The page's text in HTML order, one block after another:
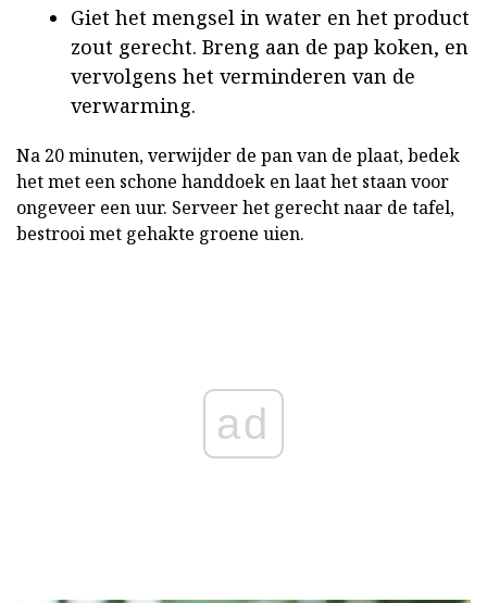
Giet het mengsel in water en het product
zout gerecht. Breng aan de pap koken, en
vervolgens het verminderen van de
verwarming.
Na 20 minuten, verwijder de pan van de plaat, bedek
het met een schone handdoek en laat het staan voor
ongeveer een uur. Serveer het gerecht naar de tafel,
bestrooi met gehakte groene uien.
ad